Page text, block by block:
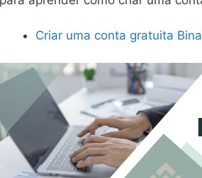
Criar uma conta gratuita